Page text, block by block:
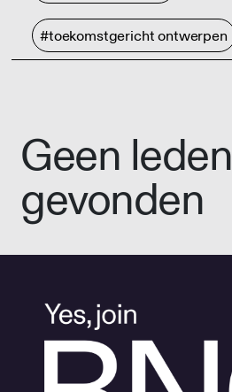
#toekomstgericht ontwerpen
Geen leden
gevonden